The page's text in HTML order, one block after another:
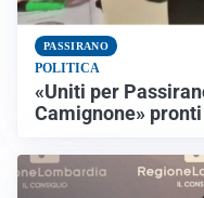
PASSIRANO
POLITICA
«Uniti per
Camignone»